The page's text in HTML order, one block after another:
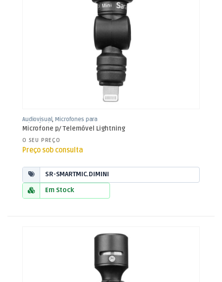
Audiovisual,Microfones para
Telemóvel
Som e Luz
Microfone p/ Telemóvel Lightning
O SEU PREÇO
Preço sob consulta
SR-SMARTMIC.DIMINI
Em Stock